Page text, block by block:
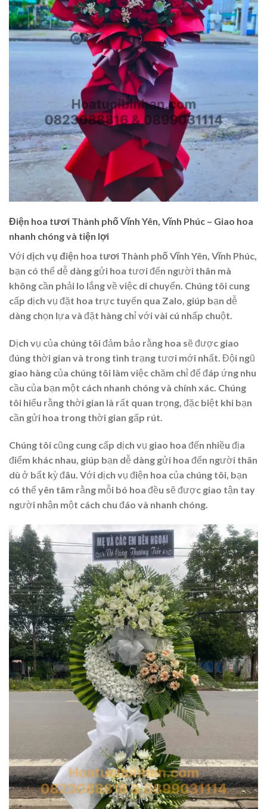
Điện hoa tươi Thành phố Vĩnh Yên, Vĩnh Phúc – Giao hoa
nhanh chóng và tiện lợi
Với dịch vụ điện hoa tươi Thành phố Vĩnh Yên, Vĩnh Phúc,
bạn có thể dễ dàng gửi hoa tươi đến người thân mà
không cần phải lo lắng về việc di chuyển. Chúng tôi cung
cấp dịch vụ đặt hoa trực tuyến qua Zalo, giúp bạn dễ
dàng chọn lựa và đặt hàng chỉ với vài cú nhấp chuột.
Dịch vụ của chúng tôi đảm bảo rằng hoa sẽ được giao
đúng thời gian và trong tình trạng tươi mới nhất. Đội ngũ
giao hàng của chúng tôi làm việc chăm chỉ để đáp ứng nhu
cầu của bạn một cách nhanh chóng và chính xác. Chúng
tôi hiểu rằng thời gian là rất quan trọng, đặc biệt khi bạn
cần gửi hoa trong thời gian gấp rút.
Chúng tôi cũng cung cấp dịch vụ giao hoa đến nhiều địa
điểm khác nhau, giúp bạn dễ dàng gửi hoa đến người thân
dù ở bất kỳ đâu. Với dịch vụ điện hoa của chúng tôi, bạn
có thể yên tâm rằng mỗi bó hoa đều sẽ được giao tận tay
người nhận một cách chu đáo và nhanh chóng.